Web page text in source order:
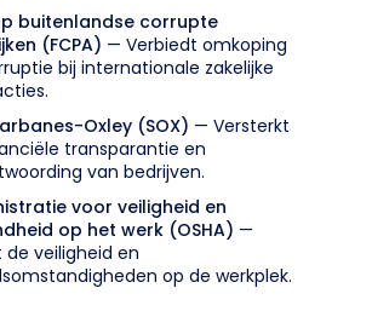
buitenlandse corrupte
(FCPA) — Verbiedt omkoping
bij internationale zakelijke
Oxley (SOX) — Versterkt
transparantie en
van bedrijven.
voor veiligheid en
op het werk (OSHA) —
de veiligheid en
op de werkplek.